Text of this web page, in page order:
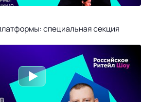
специальная секция